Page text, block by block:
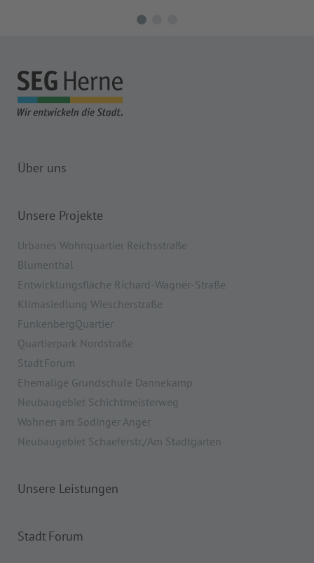
Über uns
Unsere Projekte
Urbanes Wohnquartier Reichsstraße
Blumenthal
Entwicklungsfläche Richard-Wagner-Straße
Klimasiedlung Wiescherstraße
FunkenbergQuartier
Quartierpark Nordstraße
Stadt Forum
Ehemalige Grundschule Dannekamp
Neubaugebiet Schichtmeisterweg
Wohnen am Sodinger Anger
Neubaugebiet Schaeferstr./Am Stadtgarten
Unsere Leistungen
Stadt Forum